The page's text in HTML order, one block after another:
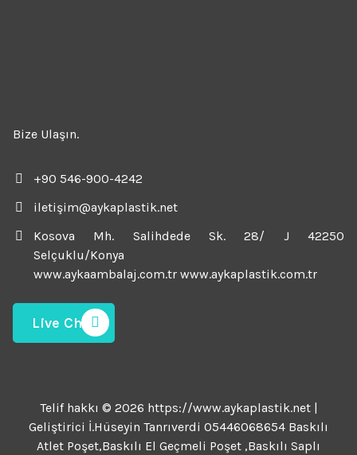
Bize Ulaşın.
+90 546-900-4242
iletişim@aykaplastik.net
Kosova Mh. Salihdede Sk. 28/ J 42250
Selçuklu/Konya
www.aykaambalaj.com.tr www.aykaplastik.com.tr
Live Chat
Telif hakkı © 2026 https://www.aykaplastik.net |
Geliştirici İ.Hüseyin Tanrıverdi 05446068654 Baskılı
Atlet Poşet,Baskılı El Geçmeli Poşet ,Baskılı Saplı